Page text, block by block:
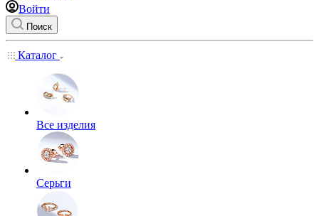
Войти
Поиск
Каталог
Все изделия
Серьги